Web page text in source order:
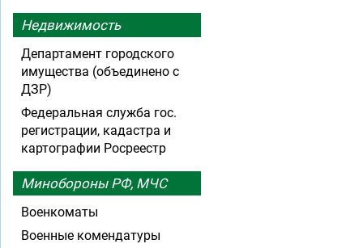
Недвижимость
Департамент городского
имущества (объединено с
ДЗР)
Федеральная служба гос.
регистрации, кадастра и
картографии Росреестр
Минобороны РФ, МЧС
Военкоматы
Военные комендатуры